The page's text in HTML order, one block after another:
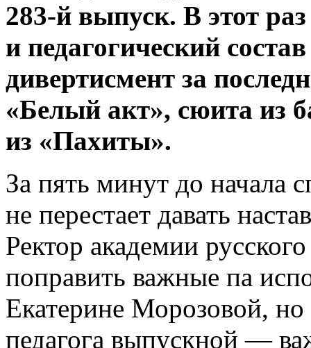
283-й выпуск. В этот
и педагогический
дивертисмент за
«Белый акт», сюита из
из «Пахиты».
За пять минут до начала
не перестает давать
Ректор академии
поправить важные па
Екатерине Морозовой,
педагога выпускной —